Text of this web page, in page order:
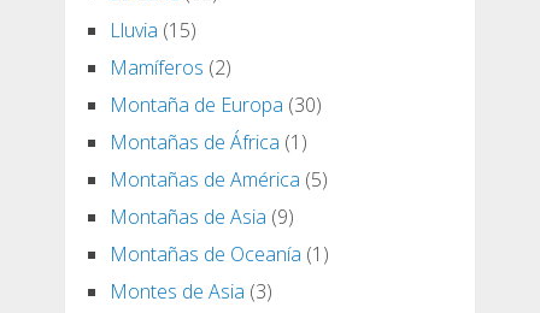
Lluvia (15)
Mamíferos (2)
Montaña de Europa (30)
Montañas de África (1)
Montañas de América (5)
Montañas de Asia (9)
Montañas de Oceanía (1)
Montes de Asia (3)